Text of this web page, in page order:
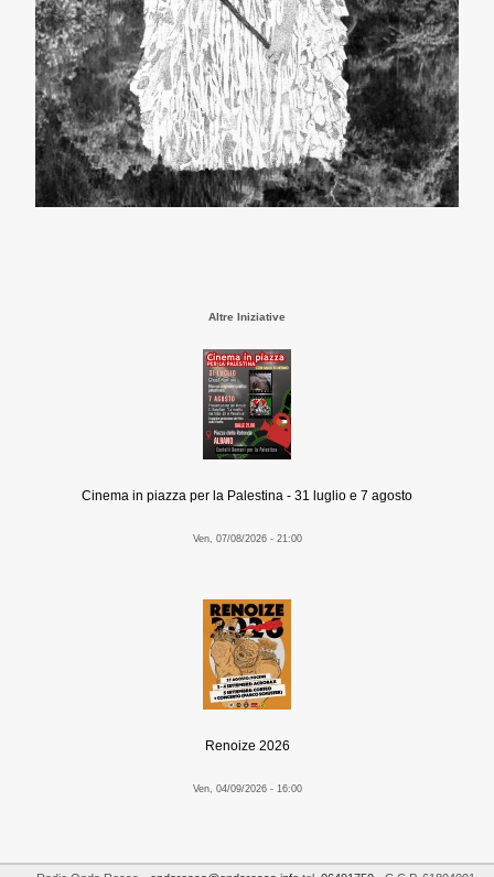
Altre Iniziative
Cinema in piazza per la Palestina - 31 luglio e 7 agosto
Ven, 07/08/2026 - 21:00
Renoize 2026
Ven, 04/09/2026 - 16:00